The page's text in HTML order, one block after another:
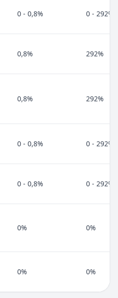
0 - 0,8% 0 - 292%
0,8% 292%
0,8% 292%
0 - 0,8% 0 - 292%
0 - 0,8% 0 - 292%
0% 0%
0% 0%